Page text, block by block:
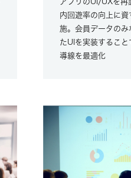
アプリのUI/UXを再
内回遊率の向上に
施。会員データのみ
たUIを実装するこ
導線を最適化